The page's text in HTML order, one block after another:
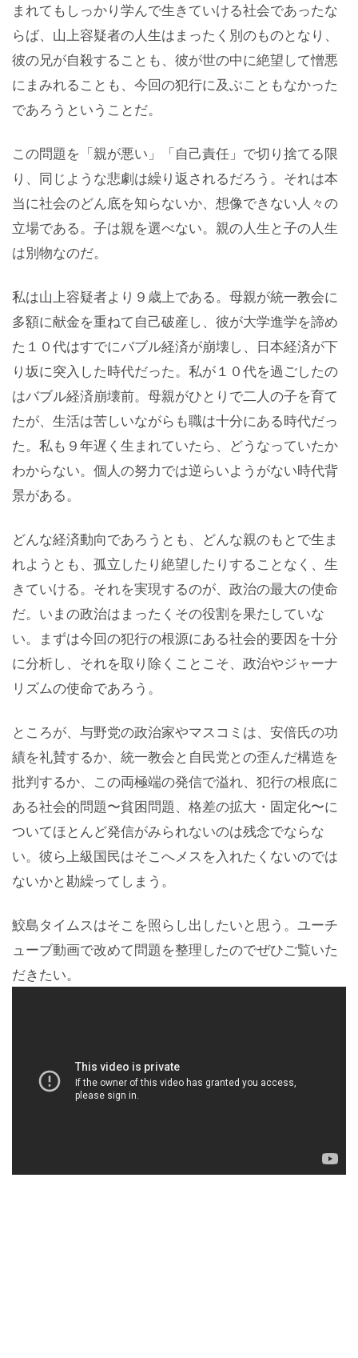
まれてもしっかり学んで生きていける社会であったな
らば、山上容疑者の人生はまったく別のものとなり、
彼の兄が自殺することも、彼が世の中に絶望して憎悪
にまみれることも、今回の犯行に及ぶこともなかった
であろうということだ。
この問題を「親が悪い」「自己責任」で切り捨てる限
り、同じような悲劇は繰り返されるだろう。それは本
当に社会のどん底を知らないか、想像できない人々の
立場である。子は親を選べない。親の人生と子の人生
は別物なのだ。
私は山上容疑者より９歳上である。母親が統一教会に
多額に献金を重ねて自己破産し、彼が大学進学を諦め
た１０代はすでにバブル経済が崩壊し、日本経済が下
り坂に突入した時代だった。私が１０代を過ごしたの
はバブル経済崩壊前。母親がひとりで二人の子を育て
たが、生活は苦しいながらも職は十分にある時代だっ
た。私も９年遅く生まれていたら、どうなっていたか
わからない。個人の努力では逆らいようがない時代背
景がある。
どんな経済動向であろうとも、どんな親のもとで生ま
れようとも、孤立したり絶望したりすることなく、生
きていける。それを実現するのが、政治の最大の使命
だ。いまの政治はまったくその役割を果たしていな
い。まずは今回の犯行の根源にある社会的要因を十分
に分析し、それを取り除くことこそ、政治やジャーナ
リズムの使命であろう。
ところが、与野党の政治家やマスコミは、安倍氏の功
績を礼賛するか、統一教会と自民党との歪んだ構造を
批判するか、この両極端の発信で溢れ、犯行の根底に
ある社会的問題〜貧困問題、格差の拡大・固定化〜に
ついてほとんど発信がみられないのは残念でならな
い。彼ら上級国民はそこへメスを入れたくないのでは
ないかと勘繰ってしまう。
鮫島タイムスはそこを照らし出したいと思う。ユーチ
ューブ動画で改めて問題を整理したのでぜひご覧いた
だきたい。